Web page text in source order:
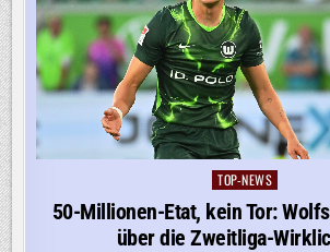
Posted
TOP-NEWS
50-Millionen-Etat, kein Tor:
über die Zweitliga-